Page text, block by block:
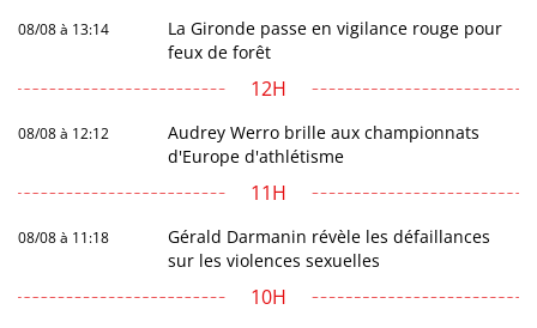
08/08 à 13:14
La Gironde passe en vigilance rouge pour
feux de forêt
12H
08/08 à 12:12
Audrey Werro brille aux championnats
d'Europe d'athlétisme
11H
08/08 à 11:18
Gérald Darmanin révèle les défaillances
sur les violences sexuelles
10H